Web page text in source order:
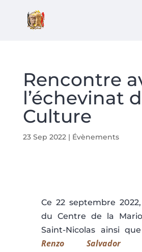
Rencontre
l’échevinat
Culture
23 Sep 2022| Évènements
Ce 22 septembre
du Centre de la
Saint-Nicolas ainsi
Renzo Salvador